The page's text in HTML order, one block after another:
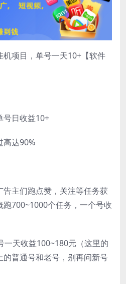
项目，单号一天10+【软件
号日收益10+
高达90%
主们跑点赞，关注等任务获
700~1000个任务，一个号收
一天收益100~180元（这里的
普通号和老号，别再问新号